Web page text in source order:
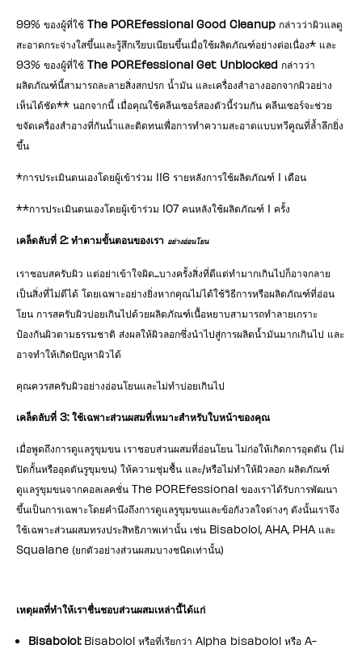
99% ของผู้ที่ใช้ The POREfessional Good Cleanup กล่าวว่าผิวแลดู
สะอาดกระจ่างใสขึ้นและรู้สึกเรียบเนียนขึ้นเมื่อใช้ผลิตภัณฑ์อย่างต่อเนื่อง* และ
93% ของผู้ที่ใช้ The POREfessional Get Unblocked กล่าวว่า
ผลิตภัณฑ์นี้สามารถละลายสิ่งสกปรก น้ำมัน และเครื่องสำอางออกจากผิวอย่าง
เห็นได้ชัด** นอกจากนี้ เมื่อคุณใช้คลีนเซอร์สองตัวนี้ร่วมกัน คลีนเซอร์จะช่วย
ขจัดเครื่องสำอางที่กันน้ำและติดทนเพื่อการทำความสะอาดแบบทวีคูณที่ล้ำลึกยิ่ง
ขึ้น
*การประเมินตนเองโดยผู้เข้าร่วม 116 รายหลังการใช้ผลิตภัณฑ์ 1 เดือน
**การประเมินตนเองโดยผู้เข้าร่วม 107 คนหลังใช้ผลิตภัณฑ์ 1 ครั้ง
เคล็ดลับที่ 2: ทำตามขั้นตอนของเรา อย่างอ่อนโยน
เราชอบสครับผิว แต่อย่าเข้าใจผิด...บางครั้งสิ่งที่ดีแต่ทำมากเกินไปก็อาจกลาย
เป็นสิ่งที่ไม่ดีได้ โดยเฉพาะอย่างยิ่งหากคุณไม่ได้ใช้วิธีการหรือผลิตภัณฑ์ที่อ่อน
โยน การสครับผิวบ่อยเกินไปด้วยผลิตภัณฑ์เนื้อหยาบสามารถทำลายเกราะ
ป้องกันผิวตามธรรมชาติ ส่งผลให้ผิวลอกซึ่งนำไปสู่การผลิตน้ำมันมากเกินไป และ
อาจทำให้เกิดปัญหาผิวได้
คุณควรสครับผิวอย่างอ่อนโยนและไม่ทำบ่อยเกินไป
เคล็ดลับที่ 3: ใช้เฉพาะส่วนผสมที่เหมาะสำหรับใบหน้าของคุณ
เมื่อพูดถึงการดูแลรูขุมขน เราชอบส่วนผสมที่อ่อนโยน ไม่ก่อให้เกิดการอุดตัน (ไม่
ปิดกั้นหรืออุดตันรูขุมขน) ให้ความชุ่มชื้น และ/หรือไม่ทำให้ผิวลอก ผลิตภัณฑ์
ดูแลรูขุมขนจากคอลเลคชั่น The POREfessional ของเราได้รับการพัฒนา
ขึ้นเป็นการเฉพาะโดยคำนึงถึงการดูแลรูขุมขนและข้อกังวลใจต่างๆ ดังนั้นเราจึง
ใช้เฉพาะส่วนผสมทรงประสิทธิภาพเท่านั้น เช่น Bisabolol, AHA, PHA และ
Squalane (ยกตัวอย่างส่วนผสมบางชนิดเท่านั้น)
เหตุผลที่ทำให้เราชื่นชอบส่วนผสมเหล่านี้ได้แก่
Bisabolol:Bisabolol หรือที่เรียกว่า Alpha bisabolol หรือ A-